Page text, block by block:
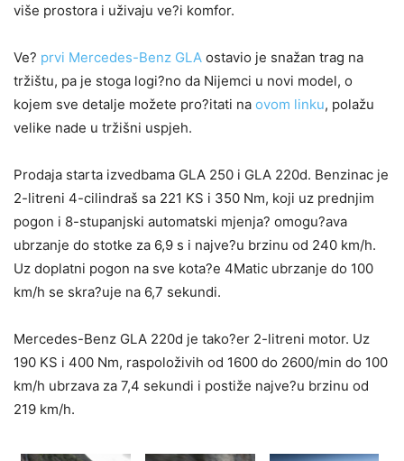
više prostora i uživaju ve?i komfor.
Ve? prvi Mercedes-Benz GLA ostavio je snažan trag na
tržištu, pa je stoga logi?no da Nijemci u novi model, o
kojem sve detalje možete pro?itati na ovom linku, polažu
velike nade u tržišni uspjeh.
Prodaja starta izvedbama GLA 250 i GLA 220d. Benzinac je
2-litreni 4-cilindraš sa 221 KS i 350 Nm, koji uz prednjim
pogon i 8-stupanjski automatski mjenja? omogu?ava
ubrzanje do stotke za 6,9 s i najve?u brzinu od 240 km/h.
Uz doplatni pogon na sve kota?e 4Matic ubrzanje do 100
km/h se skra?uje na 6,7 sekundi.
Mercedes-Benz GLA 220d je tako?er 2-litreni motor. Uz
190 KS i 400 Nm, raspoloživih od 1600 do 2600/min do 100
km/h ubrzava za 7,4 sekundi i postiže najve?u brzinu od
219 km/h.